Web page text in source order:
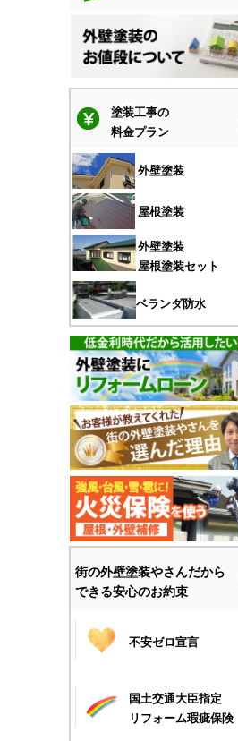
塗装工事の
料金プラン
外壁塗装
屋根塗装
外壁塗装
屋根塗装セット
ベランダ防水
街の外壁塗装やさんだから
できる安心のお約束
不安ゼロ宣言
国土交通大臣指定
リフォーム瑕疵保険